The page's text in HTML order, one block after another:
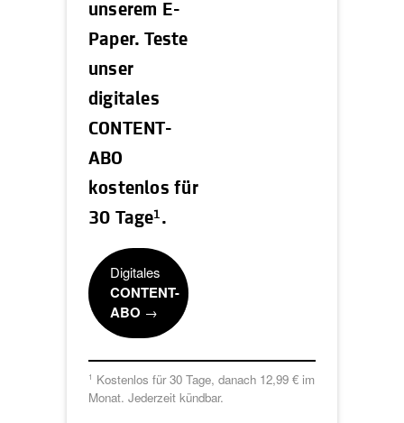
unserem E-
Paper. Teste
unser
digitales
CONTENT-
ABO
kostenlos für
30 Tage1 .
Digitales
CONTENT-
ABO →
1 Kostenlos für 30 Tage, danach 12,99 € im
Monat. Jederzeit kündbar.